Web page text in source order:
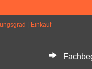
Einkauf